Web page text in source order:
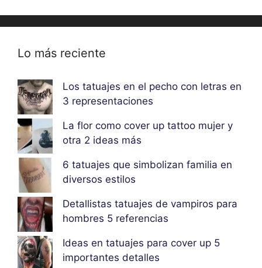
Lo más reciente
Los tatuajes en el pecho con letras en
3 representaciones
La flor como cover up tattoo mujer y
otra 2 ideas más
6 tatuajes que simbolizan familia en
diversos estilos
Detallistas tatuajes de vampiros para
hombres 5 referencias
Ideas en tatuajes para cover up 5
importantes detalles